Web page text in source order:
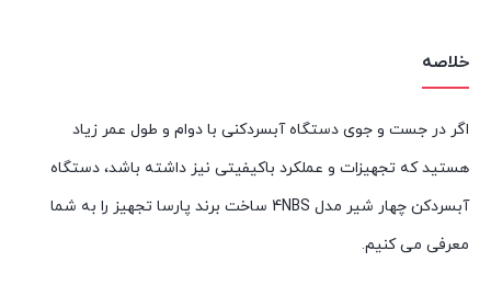
خلاصه
اگر در جست و جوی دستگاه آبسردکنی با دوام و طول عمر زیاد
هستید که تجهیزات و عملکرد باکیفیتی نیز داشته باشد، دستگاه
آبسردکن چهار شیر مدل 4NBS ساخت برند پارسا تجهیز را به شما
معرفی می کنیم.